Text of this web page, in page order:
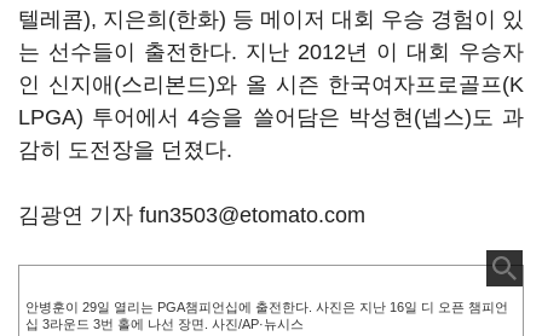
텔레콤), 지은희(한화) 등 메이저 대회 우승 경험이 있
는 선수들이 출전한다. 지난 2012년 이 대회 우승자
인 신지애(스리본드)와 올 시즌 한국여자프로골프(K
LPGA) 투어에서 4승을 쓸어담은 박성현(넵스)도 과
감히 도전장을 던졌다.
김광연 기자 fun3503@etomato.com
안병훈이 29일 열리는 PGA챔피언십에 출전한다. 사진은 지난 16일 디 오픈 챔피언
십 3라운드 3번 홀에 나선 장면. 사진/AP·뉴시스